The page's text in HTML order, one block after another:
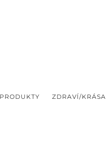
ZDRAVÍ/KRÁSA